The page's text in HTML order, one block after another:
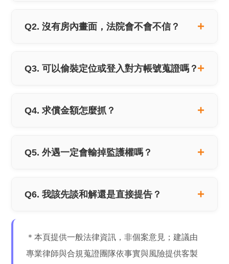
Q2. 沒有房內畫面，法院會不會不信？
Q3. 可以偷裝定位或登入對方帳號蒐證嗎？
Q4. 求償金額怎麼抓？
Q5. 外遇一定會輸掉監護權嗎？
Q6. 我該先談和解還是直接提告？
＊本頁提供一般法律資訊，非個案意見；建議由
專業律師與合規蒐證團隊依事實與風險提供客製